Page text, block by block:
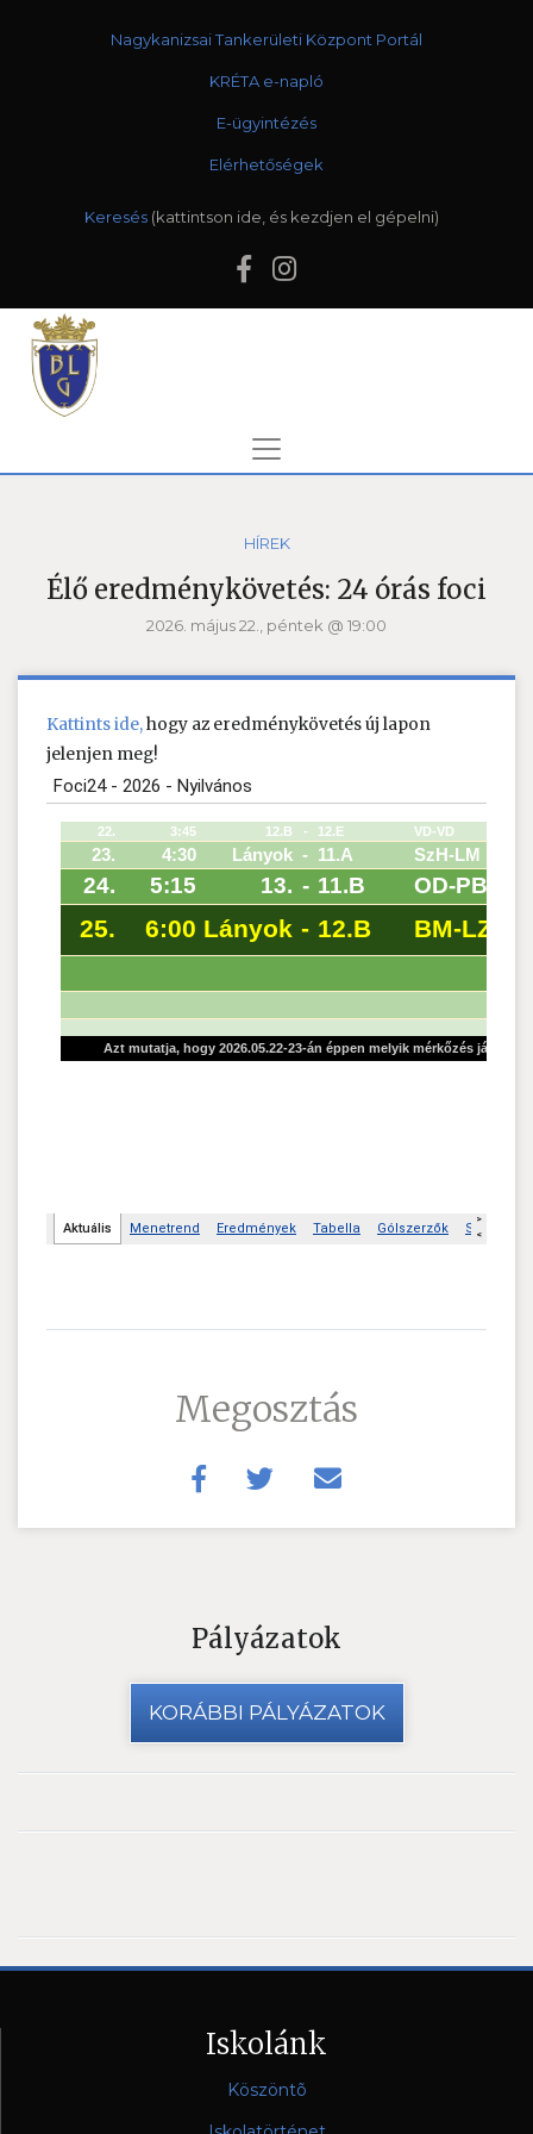
Nagykanizsai Tankerületi Központ Portál
KRÉTA e-napló
E-ügyintézés
Elérhetőségek
Keresés
HÍREK
Élő eredménykövetés: 24 órás foci
2026. május 22., péntek @ 19:00
Kattints ide,hogy az eredménykövetés új lapon
jelenjen meg!
Megosztás
Pályázatok
KORÁBBI PÁLYÁZATOK
Iskolánk
Köszöntõ